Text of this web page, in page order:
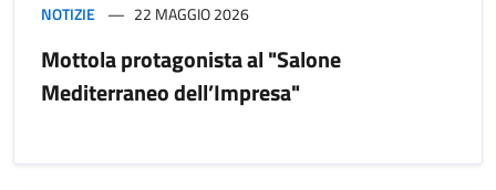
NOTIZIE 22 MAGGIO 2026
Mottola protagonista al "Salone
Mediterraneo dell’Impresa"